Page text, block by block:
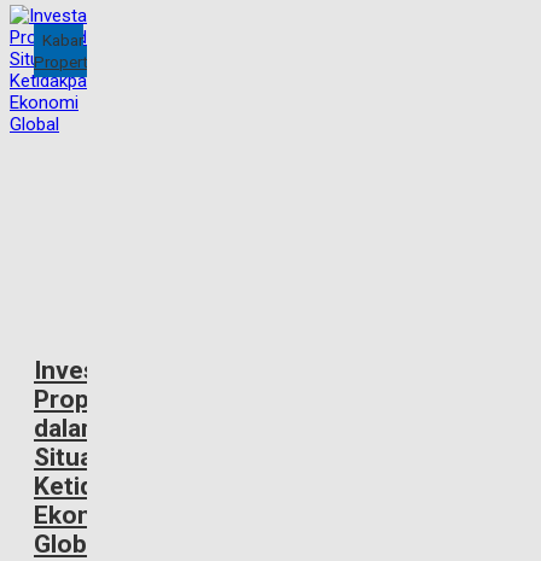
Kabar
Property
Investasi
Properti
dalam
Situasi
Ketidakpastian
Ekonomi
Global